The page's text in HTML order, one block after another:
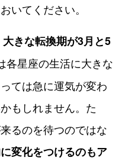
いてください。
大きな転換期が3月と5
各星座の生活に大きな
ては急に運気が変わ
もしれません。た
るのを待つのではな
変化をつけるのもア